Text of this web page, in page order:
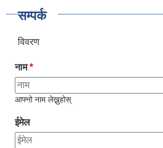
सम्पर्क
विवरण
नाम*
आफ्नो नाम लेख्नुहोस्
ईमेल